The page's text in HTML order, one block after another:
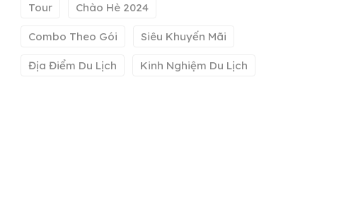
Tour Chào Hè 2024
Combo Theo Gói Siêu Khuyến Mãi
Địa Điểm Du Lịch Kinh Nghiệm Du Lịch